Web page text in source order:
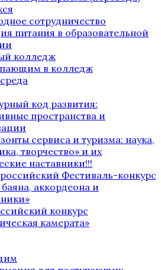
сотрудничество
питания в образовательной
колледж
в колледж
код развития:
пространства и
сервиса и туризма: наука,
творчество» и их
наставники!!!
Фестиваль-конкурс
аккордеона и
конкурс
камерата»